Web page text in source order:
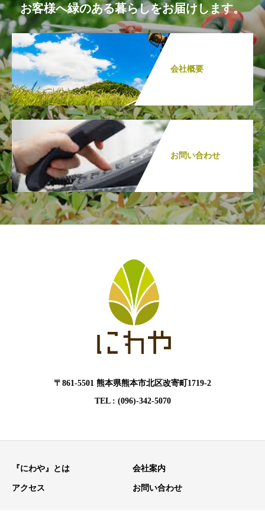
お客様へ緑のある暮らしをお届けします。
会社概要
お問い合わせ
〒861-5501 熊本県熊本市北区改寄町1719-2
TEL : (096)-342-5070
『にわや』とは 会社案内
アクセス お問い合わせ